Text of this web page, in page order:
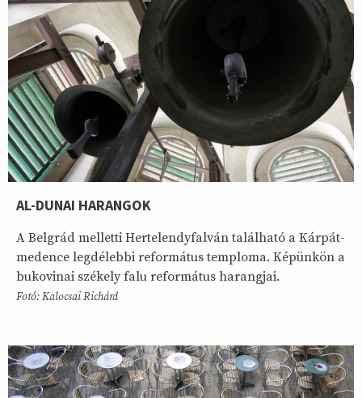
AL-DUNAI HARANGOK
A Belgrád melletti Hertelendyfalván található a Kárpát-
medence legdélebbi református temploma. Képünkön a
bukovinai székely falu református harangjai.
Fotó: Kalocsai Richárd